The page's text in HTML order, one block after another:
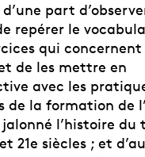
d’une part
repérer le
qui
de les mettre en
avec les
de la formation de
l’histoire du
21e siècles ; et